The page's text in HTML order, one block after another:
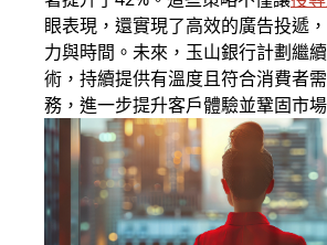
眼表現，還實現了高效的廣告投遞
力與時間。未來，玉山銀行計劃繼
術，持續提供有溫度且符合消費者
務，進一步提升客戶體驗並鞏固市